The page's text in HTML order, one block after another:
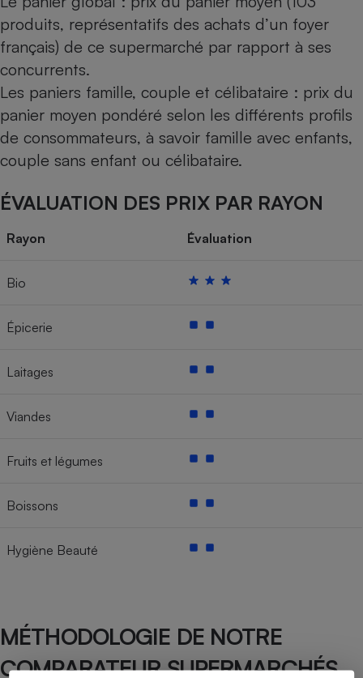
produits, représentatifs des achats d’un foyer
français) de ce supermarché par rapport à ses
concurrents.
Les paniers famille, couple et célibataire : prix du
panier moyen pondéré selon les différents profils
de consommateurs, à savoir famille avec enfants,
couple sans enfant ou célibataire.
ÉVALUATION DES PRIX PAR RAYON
Rayon Évaluation
Bio
Épicerie
Laitages
Viandes
Fruits et légumes
Boissons
Hygiène Beauté
MÉTHODOLOGIE DE NOTRE
COMPARATEUR SUPERMARCHÉS